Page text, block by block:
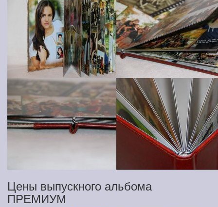
Цены выпускного альбома
ПРЕМИУМ